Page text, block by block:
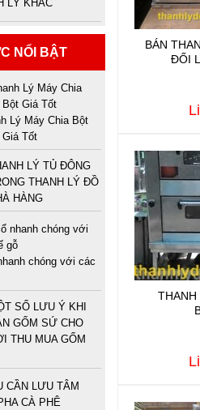
BÁN
ĐỐI
LÝ KHÁC
NỔI BẬT
Lý Máy Chia Bột
Tốt
LÝ TỦ ĐÔNG
THANH LÝ ĐỒ
HÀNG
chóng với các
SỐ LƯU Ý KHI
GỐM SỨ CHO
THU MUA GỐM